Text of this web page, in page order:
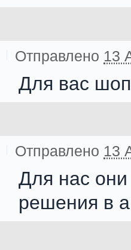
Отправлено 13
Для вас
Отправлено 13
Для нас
решения в